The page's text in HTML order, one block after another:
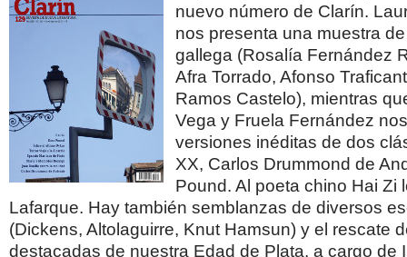
nuevo número de Clarín.
nos presenta una muestra
gallega (Rosalía Fernández
Afra Torrado, Afonso
Ramos Castelo), mientras
Vega y Fruela Fernández
versiones inéditas de dos
XX, Carlos Drummond de
Pound. Al poeta chino Hai Zi
Lafarque. Hay también semblanzas de diversos
(Dickens, Altolaguirre, Knut Hamsun) y el rescate
destacadas de nuestra Edad de Plata, a cargo de